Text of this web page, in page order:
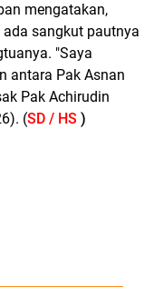
mengatakan,
sangkut pautnya
"Saya
antara Pak Asnan
Pak Achirudin
(SD / HS )